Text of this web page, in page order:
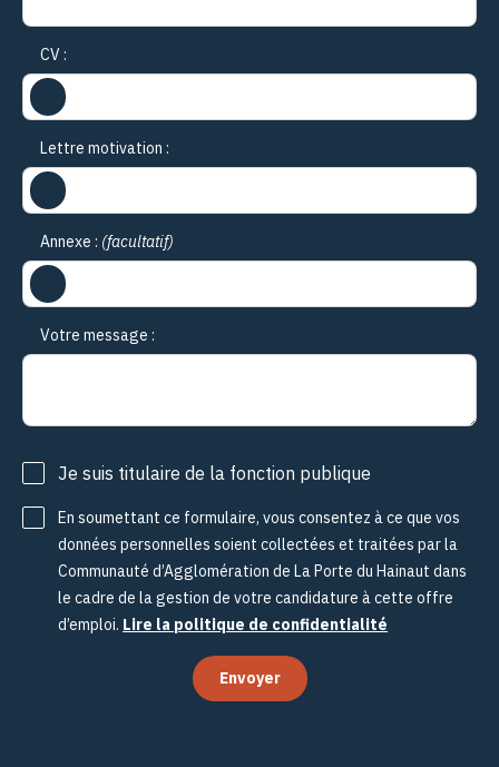
CV :
Lettre motivation :
Annexe : (facultatif)
Votre message :
Je suis titulaire de la fonction publique
En soumettant ce formulaire, vous consentez à ce que vos
données personnelles soient collectées et traitées par la
Communauté d’Agglomération de La Porte du Hainaut dans
le cadre de la gestion de votre candidature à cette offre
d’emploi. Lire la politique de confidentialité
Envoyer